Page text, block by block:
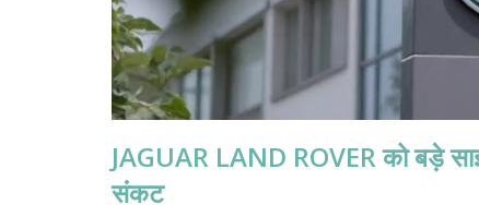
JAGUAR LAND ROVER को बड़े
संकट